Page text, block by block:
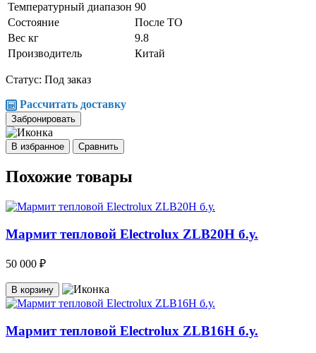
Температурный диапазон 90
Состояние
После ТО
Вес кг
9.8
Производитель
Китай
Статус: Под заказ
Рассчитать доставку
Забронировать
В избранное Сравнить
Похожие товары
Мармит тепловой Electrolux ZLB20H б.у.
50 000 ₽
В корзину
Мармит тепловой Electrolux ZLB16H б.у.